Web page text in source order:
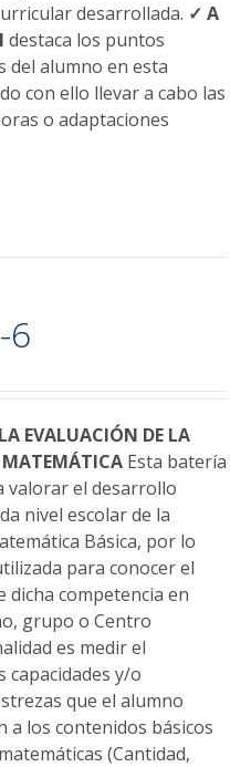
desarrollada. ✓ A
destaca los puntos
del alumno en esta
con ello llevar a cabo las
o adaptaciones
6
EVALUACIÓN DE LA
Esta batería
valorar el desarrollo
nivel escolar de la
Básica, por lo
para conocer el
dicha competencia en
grupo o Centro
es medir el
capacidades y/o
que el alumno
a los contenidos básicos
(Cantidad,